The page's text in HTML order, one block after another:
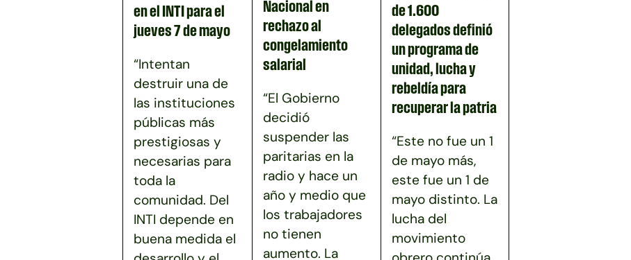
en el INTI para el
jueves 7 de mayo
“Intentan
destruir una de
las instituciones
públicas más
prestigiosas y
necesarias para
toda la
comunidad. Del
INTI depende en
buena medida el
Nacional en
rechazo al
congelamiento
salarial
“El Gobierno
decidió
suspender las
paritarias en la
radio y hace un
año y medio que
los trabajadores
no tienen
aumento. La
de 1.600
delegados definió
un programa de
unidad, lucha y
rebeldía para
recuperar la patria
“Este no fue un 1
de mayo más,
este fue un 1 de
mayo distinto. La
lucha del
movimiento